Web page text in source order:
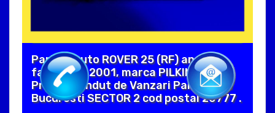
Parbriz auto ROVER 25 (RF) an
fabricatie 2001, marca PILKINGTON.
Produs vandut de Vanzari Parbrize in
Bucuresti SECTOR 2 cod postal 20777 .